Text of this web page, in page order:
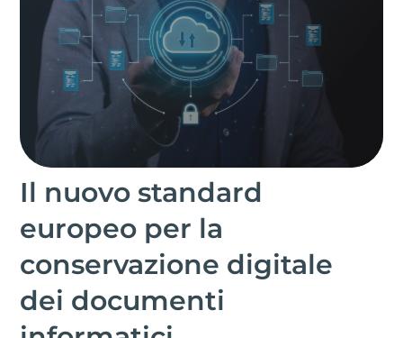
Il nuovo standard
europeo per la
conservazione digitale
dei documenti